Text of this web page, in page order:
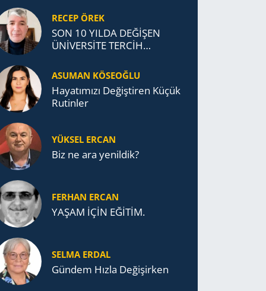
RECEP ÖREK
SON 10 YILDA DEĞİŞEN
ÜNİVERSİTE TERCİH
ASUMAN KÖSEOĞLU
Ha­ya­tı­mı­zı De­ğiş­ti­ren Küçük
Ru­tin­ler
YÜKSEL ERCAN
Biz ne ara yenildik?
FERHAN ERCAN
YAŞAM İÇİN EĞİTİM.
SELMA ERDAL
Gündem Hızla Değişirken